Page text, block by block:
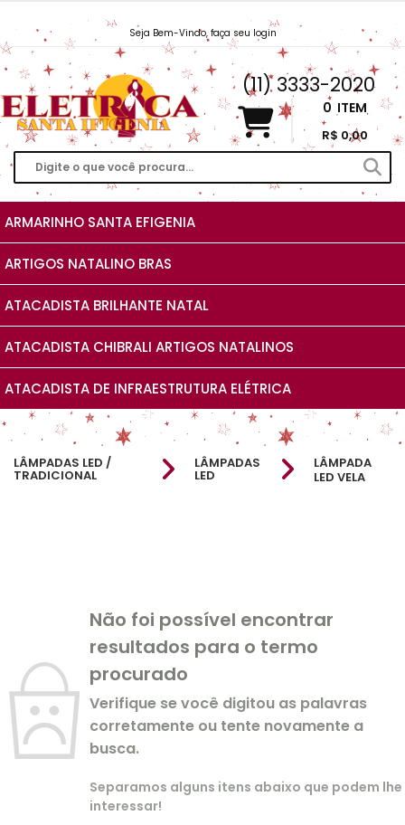
Seja Bem-Vindo, faça seu login
Vendas@EletricaSantaIfigenia.com.br
(11) 3333-2020
0 ITEM
R$ 0,00
ARMARINHO SANTA EFIGENIA
ARTIGOS NATALINO BRAS
ATACADISTA BRILHANTE NATAL
ATACADISTA CHIBRALI ARTIGOS NATALINOS
ATACADISTA DE INFRAESTRUTURA ELÉTRICA
LÂMPADAS LED /
TRADICIONAL
LÂMPADAS
LED
LÂMPADA
LED VELA
Não foi possível encontrar
resultados para o termo
procurado
Verifique se você digitou as palavras
corretamente ou tente novamente a
busca.
Separamos alguns itens abaixo que podem lhe
interessar!